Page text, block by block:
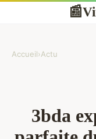
📰
Accueil›Actu
3bda